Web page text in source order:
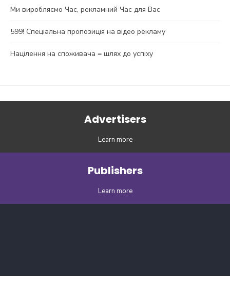
Ми виробляємо Час, рекламний Час для Вас
599! Спеціальна пропозиція на відео рекламу
Націлення на споживача = шлях до успіху
Advertisers
Learn more
Publishers
Learn more